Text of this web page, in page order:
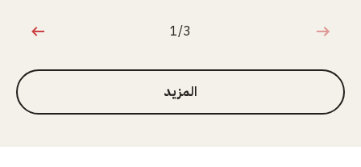
1 من 3
1/3
المزيد